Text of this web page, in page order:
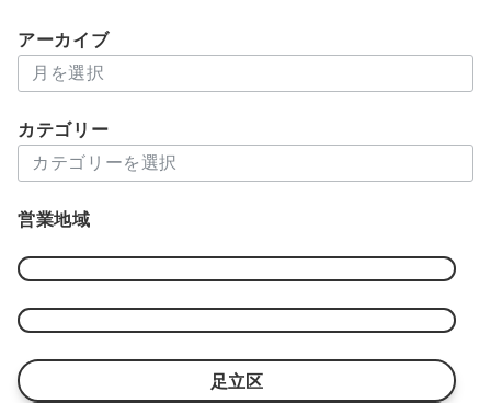
アーカイブ
ー
イ
カテゴリー
テ
リ
営業地域
足立区